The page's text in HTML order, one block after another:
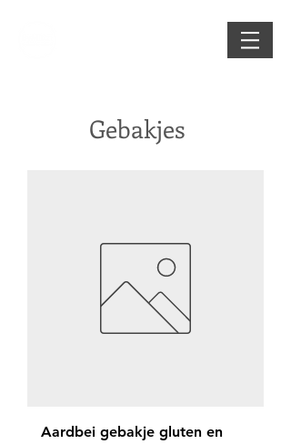
Gebakjes
Aardbei gebakje gluten en